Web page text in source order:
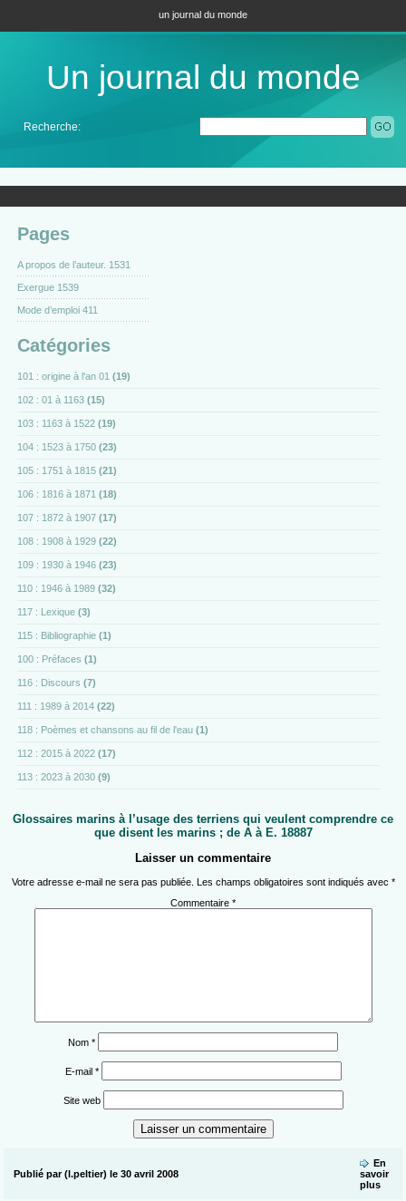
un journal du monde
Un journal du monde
Recherche:
Pages
A propos de l’auteur. 1531
Exergue 1539
Mode d’emploi 411
Catégories
101 : origine à l'an 01 (19)
102 : 01 à 1163 (15)
103 : 1163 à 1522 (19)
104 : 1523 à 1750 (23)
105 : 1751 à 1815 (21)
106 : 1816 à 1871 (18)
107 : 1872 à 1907 (17)
108 : 1908 à 1929 (22)
109 : 1930 à 1946 (23)
110 : 1946 à 1989 (32)
117 : Lexique (3)
115 : Bibliographie (1)
100 : Préfaces (1)
116 : Discours (7)
111 : 1989 à 2014 (22)
118 : Poèmes et chansons au fil de l'eau (1)
112 : 2015 à 2022 (17)
113 : 2023 à 2030 (9)
Glossaires marins à l’usage des terriens qui veulent comprendre ce
que disent les marins ; de A à E. 18887
Laisser un commentaire
Votre adresse e-mail ne sera pas publiée. Les champs obligatoires sont indiqués avec *
Commentaire *
Nom *
E-mail *
Site web
Publié par (l.peltier) le 30 avril 2008
En
savoir
plus